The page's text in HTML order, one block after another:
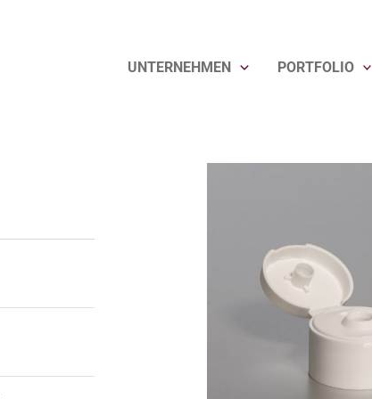
UNTERNEHMEN PORTFOLIO